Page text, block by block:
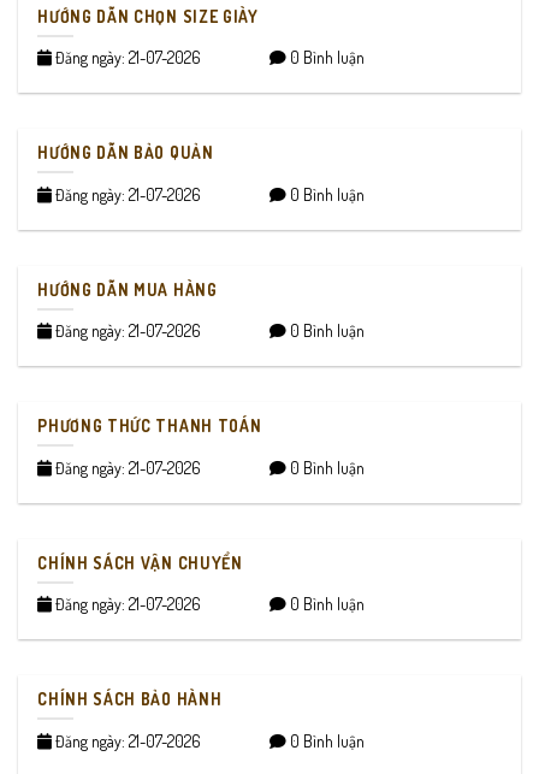
HƯỚNG DẪN CHỌN SIZE GIÀY
Đăng ngày: 21-07-2026 0 Bình luận
HƯỚNG DẪN BẢO QUẢN
Đăng ngày: 21-07-2026 0 Bình luận
HƯỚNG DẪN MUA HÀNG
Đăng ngày: 21-07-2026 0 Bình luận
PHƯƠNG THỨC THANH TOÁN
Đăng ngày: 21-07-2026 0 Bình luận
CHÍNH SÁCH VẬN CHUYỂN
Đăng ngày: 21-07-2026 0 Bình luận
CHÍNH SÁCH BẢO HÀNH
Đăng ngày: 21-07-2026 0 Bình luận